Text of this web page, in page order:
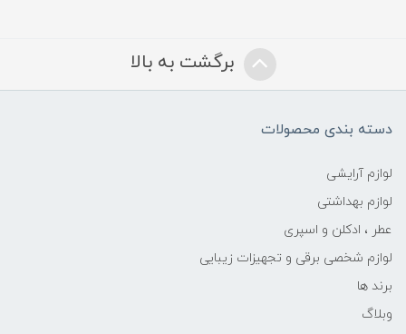
برگشت به بالا
دسته بندی محصولات
لوازم آرایشی
لوازم بهداشتی
عطر ، ادکلن و اسپری
لوازم شخصی برقی و تجهیزات زیبایی
برند ها
وبلاگ